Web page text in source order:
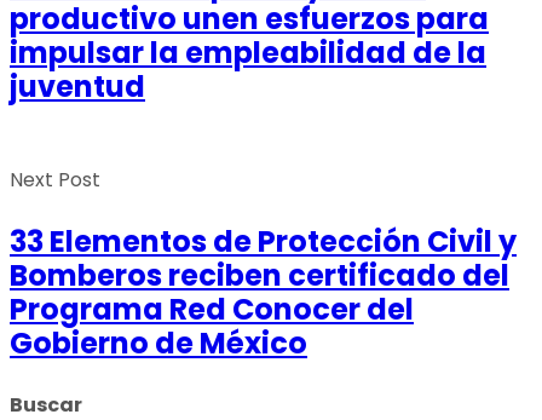
productivo unen esfuerzos para
impulsar la empleabilidad de la
juventud
Next Post
33 Elementos de Protección Civil y
Bomberos reciben certificado del
Programa Red Conocer del
Gobierno de México
Buscar